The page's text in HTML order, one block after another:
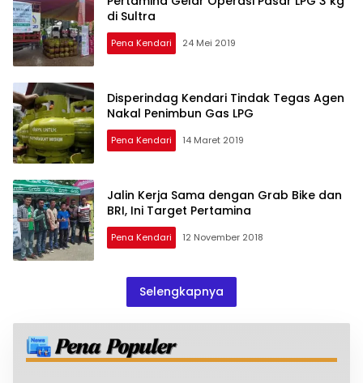
di Sultra
Pena Kendari 24 Mei 2019
Disperindag Kendari Tindak Tegas Agen
Nakal Penimbun Gas LPG
Pena Kendari 14 Maret 2019
Jalin Kerja Sama dengan Grab Bike dan
BRI, Ini Target Pertamina
Pena Kendari 12 November 2018
Selengkapnya